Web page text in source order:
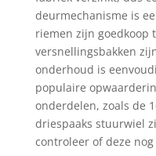
deurmechanisme is
riemen zijn goedkoop
versnellingsbakken
onderhoud is
populaire
onderdelen, zoals de
driespaaks stuurwiel
controleer of deze